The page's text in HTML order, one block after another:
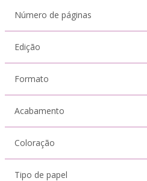
Número de páginas
Edição
Formato
Acabamento
Coloração
Tipo de papel